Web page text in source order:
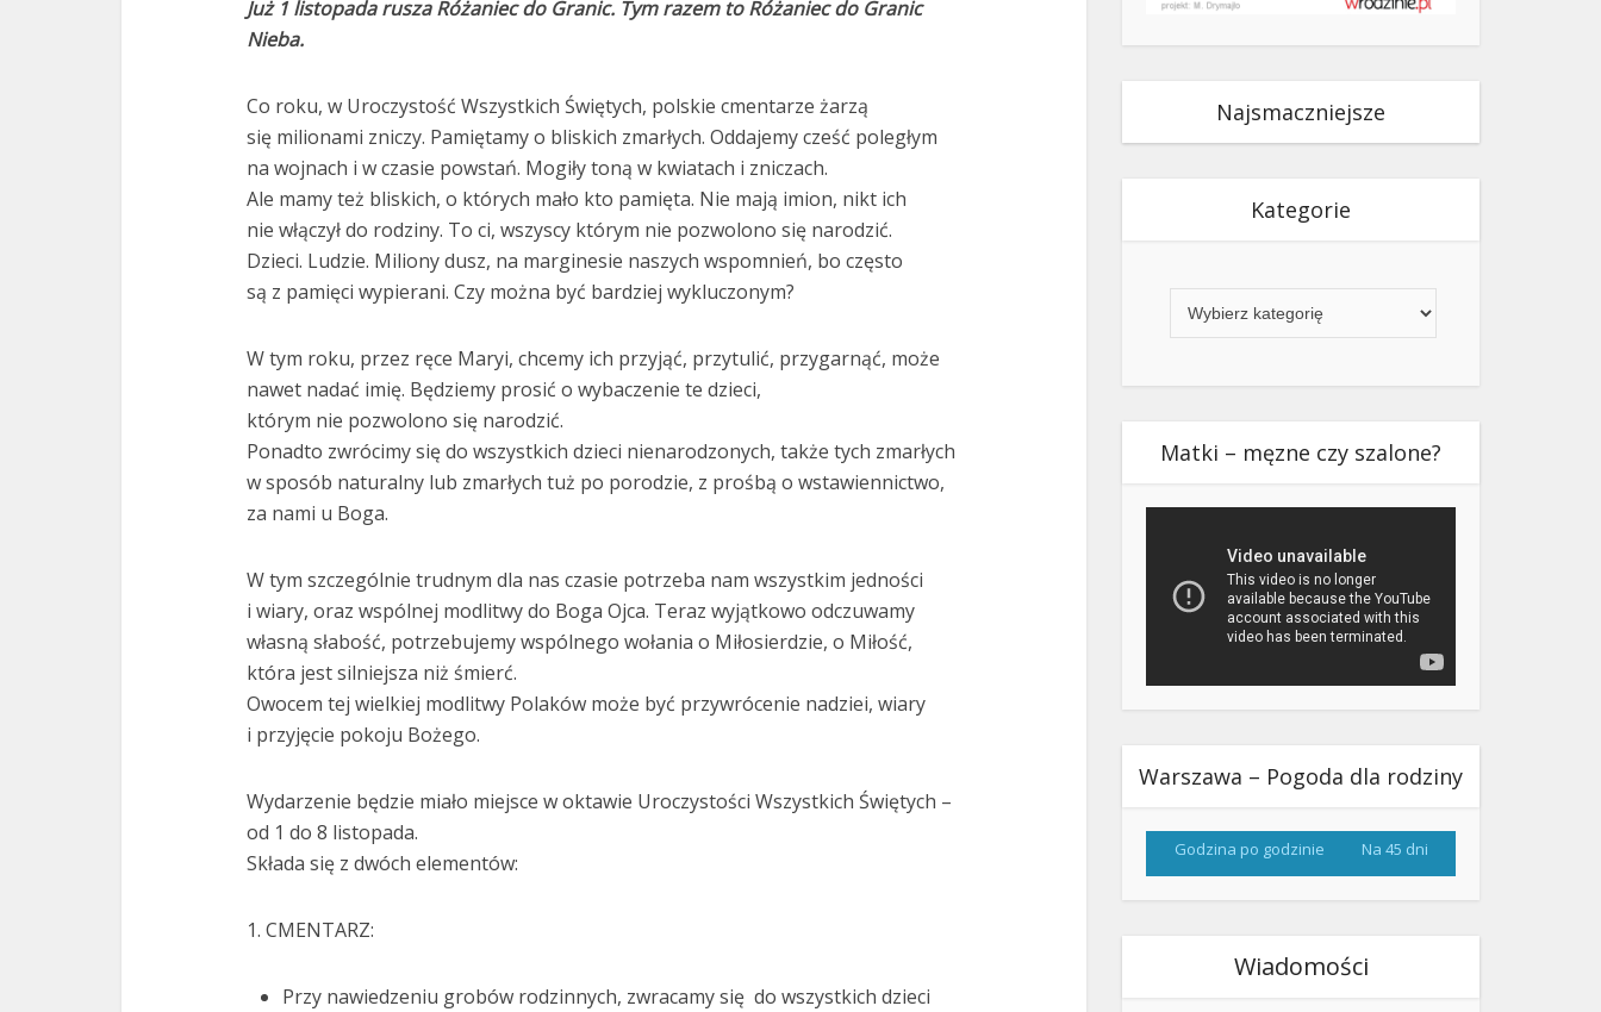
Już 1 listopada rusza Różaniec do Granic. Tym razem to Różaniec do Granic
Nieba.
Co roku, w Uroczystość Wszystkich Świętych, polskie cmentarze żarzą
się milionami zniczy. Pamiętamy o bliskich zmarłych. Oddajemy cześć poległym
na wojnach i w czasie powstań. Mogiły toną w kwiatach i zniczach.
Ale mamy też bliskich, o których mało kto pamięta. Nie mają imion, nikt ich
nie włączył do rodziny. To ci, wszyscy którym nie pozwolono się narodzić.
Dzieci. Ludzie. Miliony dusz, na marginesie naszych wspomnień, bo często
są z pamięci wypierani. Czy można być bardziej wykluczonym?
W tym roku, przez ręce Maryi, chcemy ich przyjąć, przytulić, przygarnąć, może
nawet nadać imię. Będziemy prosić o wybaczenie te dzieci,
którym nie pozwolono się narodzić.
Ponadto zwrócimy się do wszystkich dzieci nienarodzonych, także tych zmarłych
w sposób naturalny lub zmarłych tuż po porodzie, z prośbą o wstawiennictwo,
za nami u Boga.
W tym szczególnie trudnym dla nas czasie potrzeba nam wszystkim jedności
i wiary, oraz wspólnej modlitwy do Boga Ojca. Teraz wyjątkowo odczuwamy
własną słabość, potrzebujemy wspólnego wołania o Miłosierdzie, o Miłość,
która jest silniejsza niż śmierć.
Owocem tej wielkiej modlitwy Polaków może być przywrócenie nadziei, wiary
i przyjęcie pokoju Bożego.
Wydarzenie będzie miało miejsce w oktawie Uroczystości Wszystkich Świętych –
od 1 do 8 listopada.
Składa się z dwóch elementów:
1. CMENTARZ:
Przy nawiedzeniu grobów rodzinnych, zwracamy się do wszystkich dzieci
Najsmaczniejsze
Kategorie
Matki – męzne czy szalone?
Warszawa – Pogoda dla rodziny
Godzina po godzinie Na 45 dni
Wiadomości